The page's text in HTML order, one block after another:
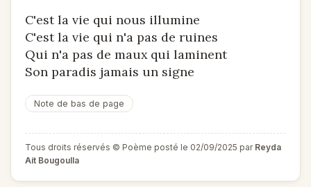
C'est la vie qui nous illumine
C'est la vie qui n'a pas de ruines
Qui n'a pas de maux qui laminent
Son paradis jamais un signe
Note de bas de page
Tous droits réservés © Poème posté le 02/09/2025 par Reyda
Ait Bougoulla